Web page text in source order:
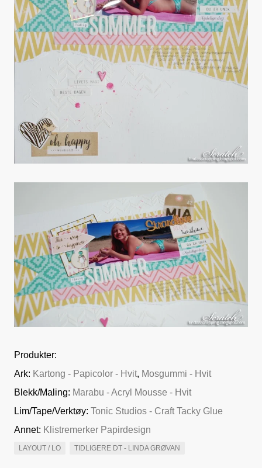
Produkter:
Ark: Kartong - Papicolor - Hvit, Mosgummi - Hvit
Blekk/Maling: Marabu - Acryl Mousse - Hvit
Lim/Tape/Verktøy: Tonic Studios - Craft Tacky Glue
Annet: Klistremerker Papirdesign
LAYOUT / LO TIDLIGERE DT - LINDA GRØVAN